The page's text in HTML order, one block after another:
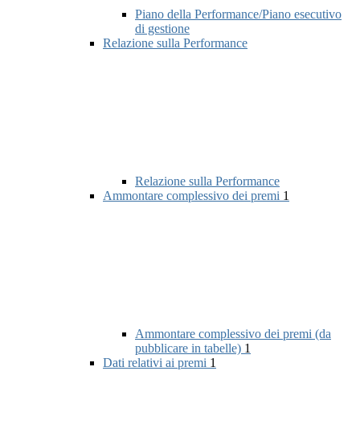
Piano della Performance/Piano esecutivo
di gestione
Relazione sulla Performance
Relazione sulla Performance
Ammontare complessivo dei premi 1
Ammontare complessivo dei premi (da
pubblicare in tabelle) 1
Dati relativi ai premi 1